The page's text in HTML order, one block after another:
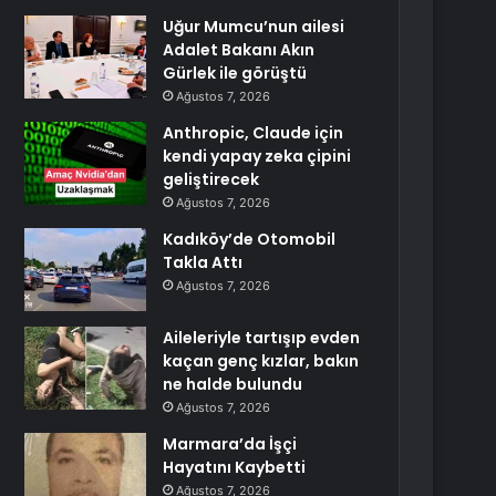
Uğur Mumcu’nun ailesi
Adalet Bakanı Akın
Gürlek ile görüştü
Ağustos 7, 2026
Anthropic, Claude için
kendi yapay zeka çipini
geliştirecek
Ağustos 7, 2026
Kadıköy’de Otomobil
Takla Attı
Ağustos 7, 2026
Aileleriyle tartışıp evden
kaçan genç kızlar, bakın
ne halde bulundu
Ağustos 7, 2026
Marmara’da İşçi
Hayatını Kaybetti
Ağustos 7, 2026